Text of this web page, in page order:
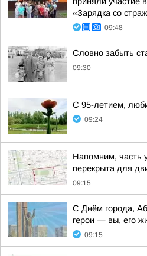
«Зарядка со
09:48
Словно забыть
09:30
С 95-летием,
09:24
Напомним, часть
перекрыта для
09:15
С Днём города,
герои — вы, его
09:15